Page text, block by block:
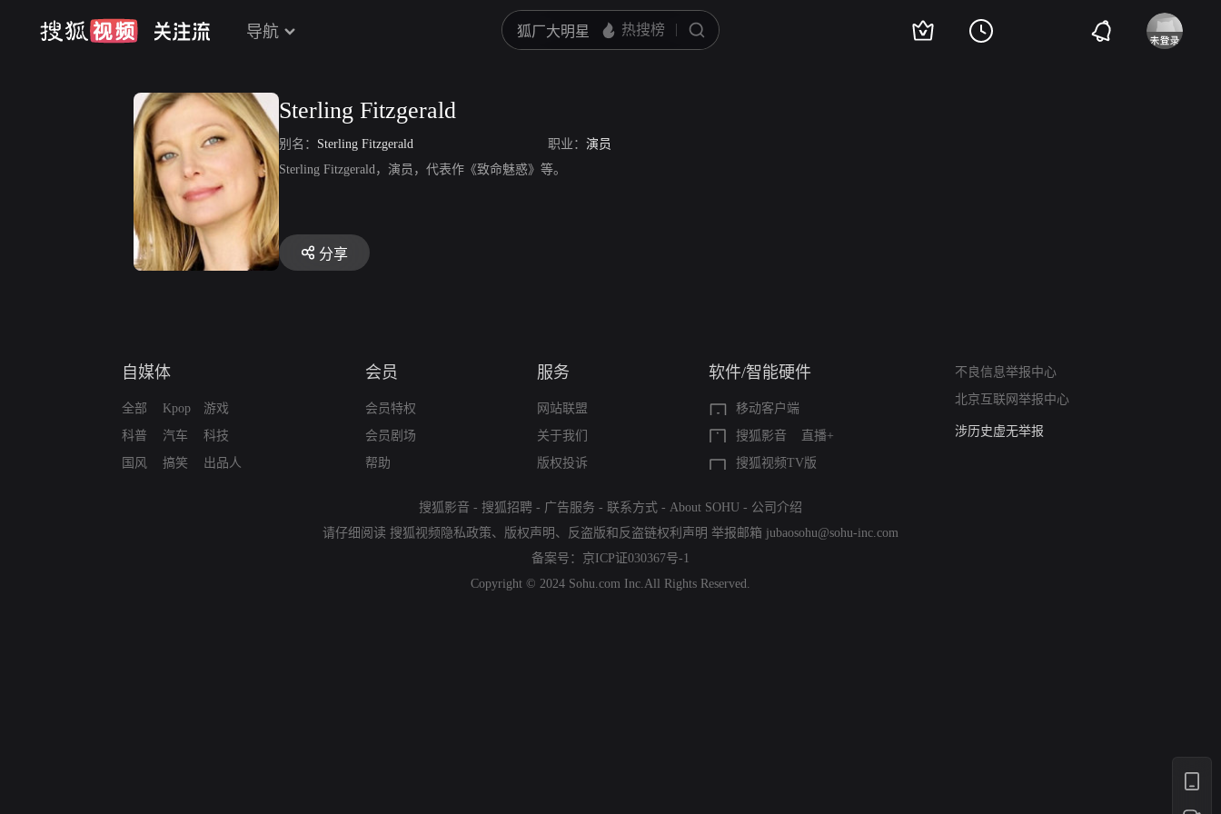
导航
Sterling Fitzgerald
别名： Sterling Fitzgerald 职业： 演员
Sterling Fitzgerald，演员，代表作《致命魅惑》等。
分享
自媒体
全部
科普
国风
Kpop
汽车
搞笑
游戏
科技
出品人
会员
会员特权
会员剧场
帮助
服务
网站联盟
关于我们
版权投诉
软件/智能硬件
移动客户端
搜狐影音
直播+
搜狐视频TV版
不良信息举报中心
北京互联网举报中心
亚运会举报专区
涉历史虚无举报
搜狐影音 - 搜狐招聘 - 广告服务 - 联系方式 - About SOHU - 公司介绍
请仔细阅读 搜狐视频隐私政策、 版权声明 、 反盗版和反盗链权利声明 举报邮箱 jubaosohu@sohu-inc.com
备案号： 京ICP证030367号-1
Copyright © 2024 Sohu.com Inc.All Rights Reserved.